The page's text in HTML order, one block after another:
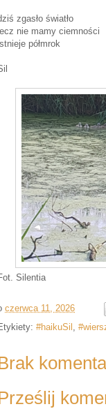
zgasło światło
lecz nie mamy ciemności
półmrok
Silentia
czerwca 11, 2026
#haikuSil